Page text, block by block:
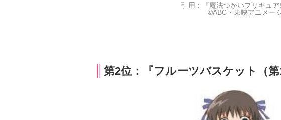
引用：『魔法つかいプリキュア!
©ABC・東映アニメー
第2位：『フルーツバスケット（